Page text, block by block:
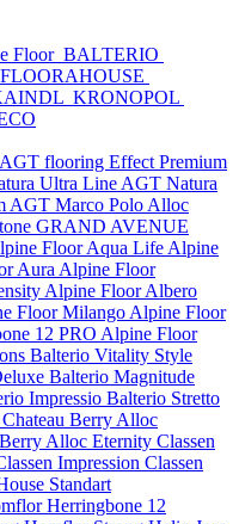
Floor BALTERIO
FLOORAHOUSE
KRONOPOL
AGT flooring Effect Premium
Ultra Line AGT Natura
AGT Marco Polo Alloc
GRAND AVENUE
Floor Aqua Life Alpine
Aura Alpine Floor
Alpine Floor Albero
Floor Milango Alpine Floor
12 PRO Alpine Floor
Balterio Vitality Style
Balterio Magnitude
Impressio Balterio Stretto
Berry Alloc
Berry Alloc Eternity Classen
Impression Classen
Standart
Herringbone 12